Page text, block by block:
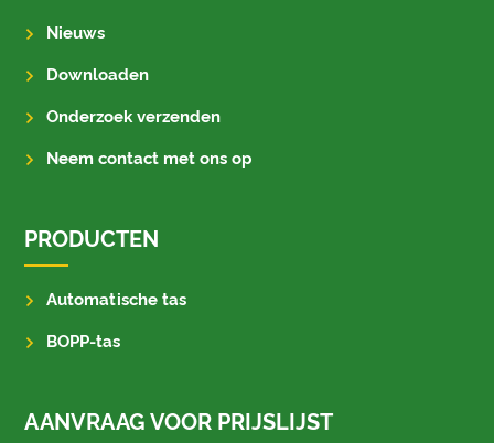
Nieuws
Downloaden
Onderzoek verzenden
Neem contact met ons op
PRODUCTEN
Automatische tas
BOPP-tas
AANVRAAG VOOR PRIJSLIJST